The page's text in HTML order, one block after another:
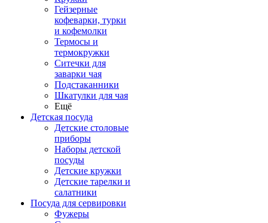
Гейзерные
кофеварки, турки
и кофемолки
Термосы и
термокружки
Ситечки для
заварки чая
Подстаканники
Шкатулки для чая
Ещё
Детская посуда
Детские столовые
приборы
Наборы детской
посуды
Детские кружки
Детские тарелки и
салатники
Посуда для сервировки
Фужеры